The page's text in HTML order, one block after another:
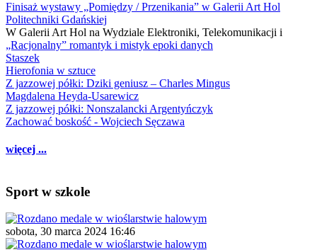
Finisaż wystawy „Pomiędzy / Przenikania” w Galerii Art Hol
Politechniki Gdańskiej
W Galerii Art Hol na Wydziale Elektroniki, Telekomunikacji i
„Racjonalny” romantyk i mistyk epoki danych
Staszek
Hierofonia w sztuce
Z jazzowej półki: Dziki geniusz – Charles Mingus
Magdalena Heyda-Usarewicz
Z jazzowej półki: Nonszalancki Argentyńczyk
Zachować boskość - Wojciech Sęczawa
więcej ...
Sport w szkole
sobota, 30 marca 2024 16:46